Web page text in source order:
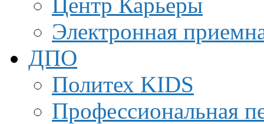
Электронная
ДПО
Политех KIDS
Профессиональная